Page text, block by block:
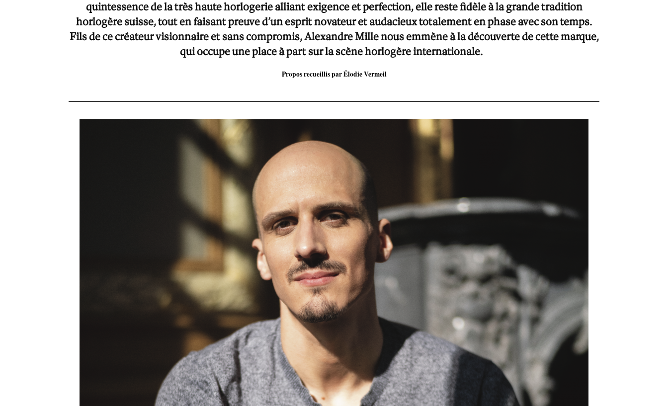
quintessence de la très haute horlogerie alliant exigence et perfection, elle reste fidèle à la grande tradition
horlogère suisse, tout en faisant preuve d’un esprit novateur et audacieux totalement en phase avec son temps.
Fils de ce créateur visionnaire et sans compromis, Alexandre Mille nous emmène à la découverte de cette marque,
qui occupe une place à part sur la scène horlogère internationale.
Propos recueillis par Élodie Vermeil